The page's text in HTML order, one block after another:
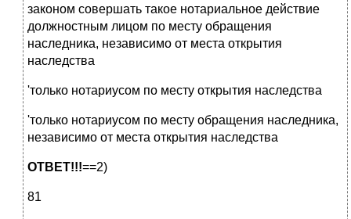
законом совершать такое нотариальное действие
должностным лицом по месту обращения
наследника, независимо от места открытия
наследства
'только нотариусом по месту открытия наследства
'только нотариусом по месту обращения наследника,
независимо от места открытия наследства
ОТВЕТ!!!==2)
81